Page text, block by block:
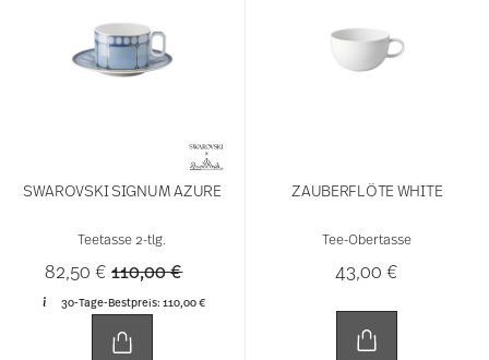
SWAROVSKI SIGNUM AZURE
Teetasse 2-tlg.
82,50 €Price reduced from
110,00 €to
30-Tage-Bestpreis:110,00 €
ZAUBERFLÖTE WHITE
Tee-Obertasse
43,00 €